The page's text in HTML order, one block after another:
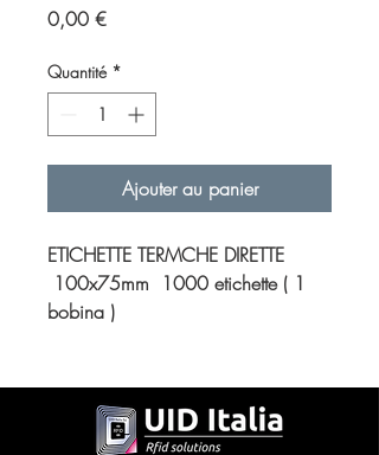
0,00 €Prix
Quantité *
Ajouter au panier
ETICHETTE TERMCHE DIRETTE
100x75mm 1000 etichette ( 1
bobina )